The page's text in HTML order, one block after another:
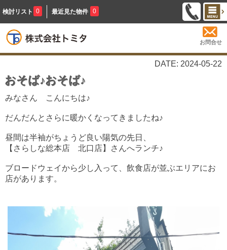
検討リスト 0 最近見た物件 0
お問合せ
DATE: 2024-05-22
おそば♪おそば♪
みなさん こんにちは♪
だんだんとさらに暖かくなってきましたね♪
昼間は半袖がちょうど良い陽気の先日、
【さらしな総本店 北口店】さんへランチ♪
ブロードウェイから少し入って、飲食店が並ぶエリアにお
店があります。